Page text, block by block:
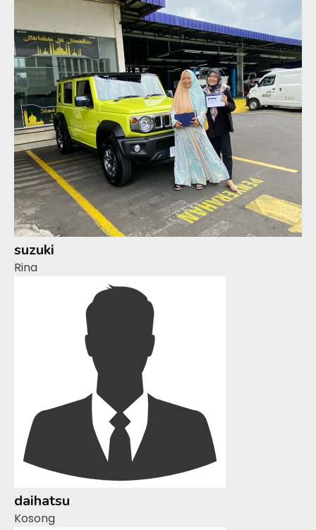
suzuki
Rina
daihatsu
Kosong